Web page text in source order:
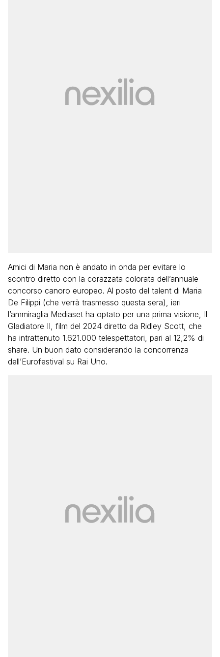
Amici di Maria non è andato in onda per evitare lo
scontro diretto con la corazzata colorata dell’annuale
concorso canoro europeo. Al posto del talent di Maria
De Filippi (che verrà trasmesso questa sera), ieri
l’ammiraglia Mediaset ha optato per una prima visione, Il
Gladiatore II, film del 2024 diretto da Ridley Scott, che
ha intrattenuto 1.621.000 telespettatori, pari al 12,2% di
share. Un buon dato considerando la concorrenza
dell’Eurofestival su Rai Uno.